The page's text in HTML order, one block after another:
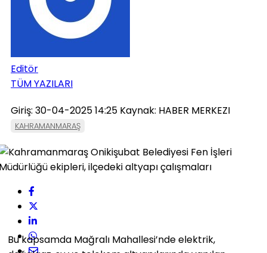
Editör
TÜM YAZILARI
Giriş: 30-04-2025 14:25 Kaynak: HABER MERKEZI
KAHRAMANMARAŞ
Bu kapsamda Mağralı Mahallesi’nde elektrik,